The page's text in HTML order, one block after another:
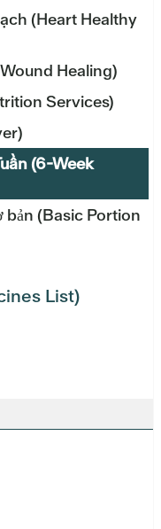
(Heart Healthy
Healing)
Services)
(6-Week
bản (Basic Portion
List)